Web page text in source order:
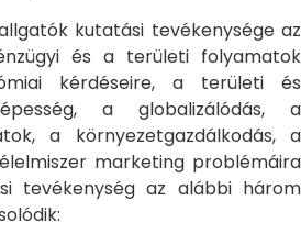
kutatási tevékenysége az
és a területi folyamatok
kérdéseire, a területi és
a globalizálódás, a
a környezetgazdálkodás, a
marketing problémáira
tevékenység az alábbi három